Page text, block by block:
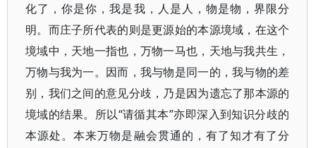
化了，你是你，我是我，人是人，物是物，界限分
明。而庄子所代表的则是更源始的本源境域，在这个
境域中，天地一指也，万物一马也，天地与我共生，
万物与我为一。因而，我与物是同一的，我与物的差
别，我们之间的意见分歧，乃是因为遗忘了那本源的
境域的结果。所以“请循其本”亦即深入到知识分歧的
本源处。本来万物是融会贯通的，有了知才有了分